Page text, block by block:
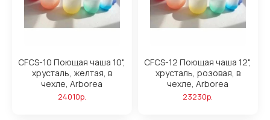
CFCS-10 Поющая чаша 10",
хрусталь, желтая, в
чехле, Arborea
24010р.
CFCS-12 Поющая чаша 12",
хрусталь, розовая, в
чехле, Arborea
23230р.